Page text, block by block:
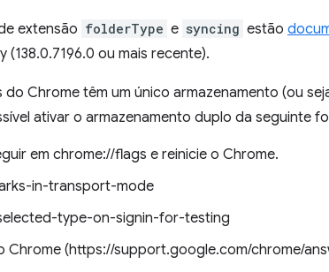
extensão folderType e syncing estão
ou mais recente).
Chrome têm um único armazenamento (ou
ativar o armazenamento duplo da seguinte
em chrome://flags e reinicie o Chrome.
in-transport-mode
type-on-signin-for-testing
Chrome (https://support.google.com/chrome/